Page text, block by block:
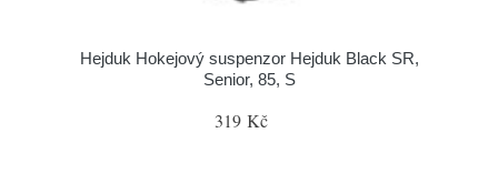
Hejduk Hokejový suspenzor Hejduk Black SR,
Senior, 85, S
319 Kč